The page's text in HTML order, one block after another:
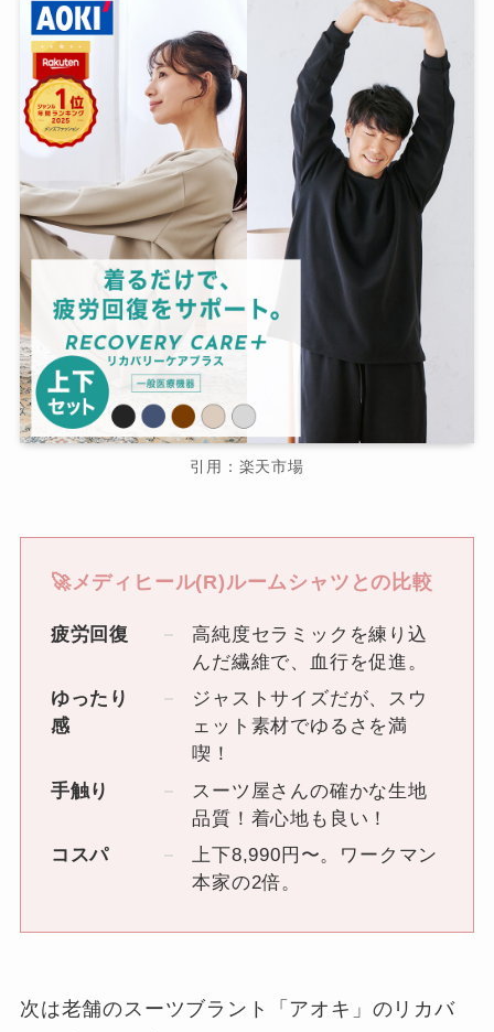
引用：楽天市場
🚀メディヒール(R)ルームシャツとの比較
疲労回復
高純度セラミックを練り込
んだ繊維で、血行を促進。
ゆったり
感
ジャストサイズだが、スウ
ェット素材でゆるさを満
喫！
手触り
スーツ屋さんの確かな生地
品質！着心地も良い！
コスパ
上下8,990円〜。ワークマン
本家の2倍。
次は老舗のスーツブラント「アオキ」のリカバ